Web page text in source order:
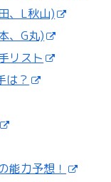
、L秋山)
、G丸)
リスト
は？
能力予想！